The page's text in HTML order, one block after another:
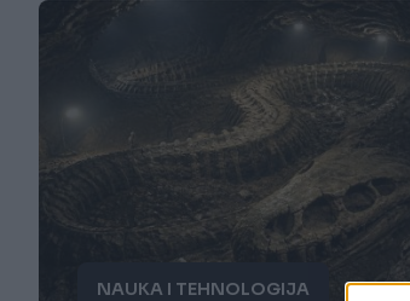
NAUKA I TEHNOLOGIJA